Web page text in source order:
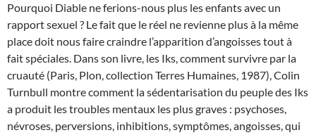
Pourquoi Diable ne ferions-nous plus les enfants avec un
rapport sexuel ? Le fait que le réel ne revienne plus à la même
place doit nous faire craindre l’apparition d’angoisses tout à
fait spéciales. Dans son livre, les Iks, comment survivre par la
cruauté (Paris, Plon, collection Terres Humaines, 1987), Colin
Turnbull montre comment la sédentarisation du peuple des Iks
a produit les troubles mentaux les plus graves : psychoses,
névroses, perversions, inhibitions, symptômes, angoisses, qui